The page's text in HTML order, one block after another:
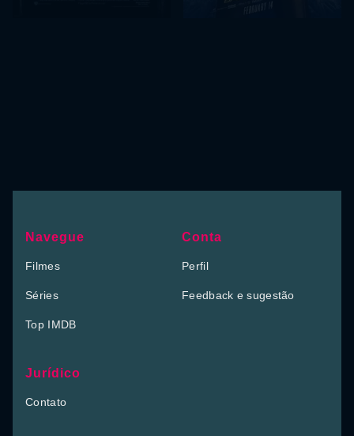
Navegue
Filmes
Séries
Top IMDB
Conta
Perfil
Feedback e sugestão
Jurídico
Contato